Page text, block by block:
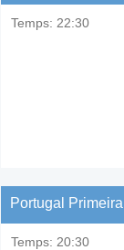
Temps: 22:30
Portugal
Temps: 20:30